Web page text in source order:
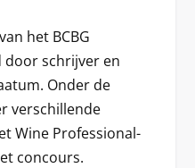
het BCBG
door schrijver en
Onder de
verschillende
Wine Professional-
concours.